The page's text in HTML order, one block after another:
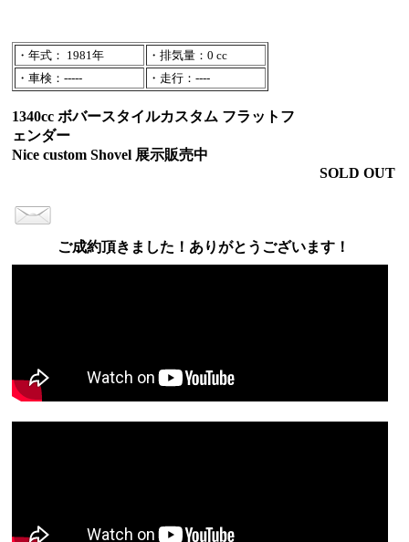
・年式： 1981年
・排気量：0 cc
・車検：-----
・走行：----
1340cc ボバースタイルカスタム フラットフ
ェンダー
Nice custom Shovel 展示販売中
SOLD OUT
ご成約頂きました！ありがとうございます！